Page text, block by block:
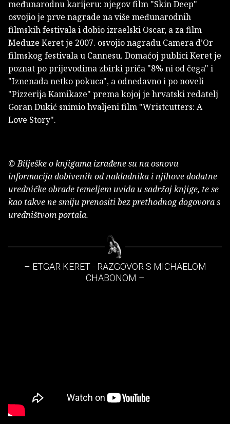
međunarodnu karijeru: njegov film "Skin Deep"
osvojio je prve nagrade na više međunarodnih
filmskih festivala i dobio izraelski Oscar, a za film
Meduze Keret je 2007. osvojio nagradu Camera d’Or
filmskog festivala u Cannesu. Domaćoj publici Keret je
poznat po prijevodima zbirki priča "8% ni od čega" i
"Iznenada netko pokuca", a odnedavno i po noveli
"Pizzerija Kamikaze" prema kojoj je hrvatski redatelj
Goran Dukić snimio hvaljeni film "Wristcutters: A
Love Story".
© Bilješke o knjigama izrađene su na osnovu
informacija dobivenih od nakladnika i njihove dodatne
uredničke obrade temeljem uvida u sadržaj knjige, te se
kao takve ne smiju prenositi bez prethodnog dogovora s
uredništvom portala.
– ETGAR KERET - RAZGOVOR S MICHAELOM
CHABONOM –